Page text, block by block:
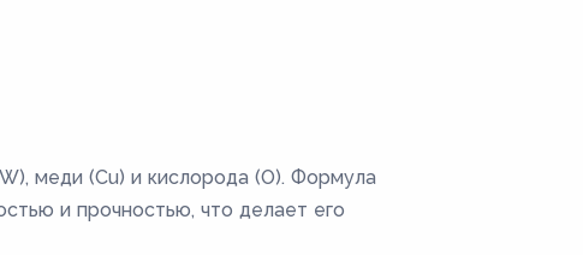
меди (Cu) и кислорода (O). Формула
и прочностью, что делает его